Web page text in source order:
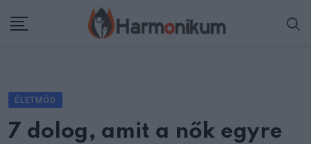
ÉLETMÓD
7 dolog, amit a nők egyre